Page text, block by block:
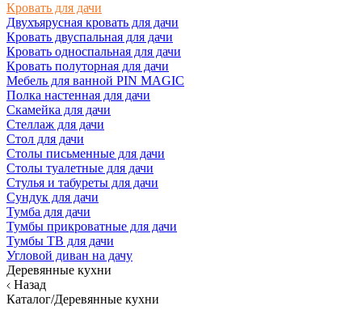
Кровать для дачи
Двухъярусная кровать для дачи
Кровать двуспальная для дачи
Кровать односпальная для дачи
Кровать полуторная для дачи
Мебель для ванной PIN MAGIC
Полка настенная для дачи
Скамейка для дачи
Стеллаж для дачи
Стол для дачи
Столы письменные для дачи
Столы туалетные для дачи
Стулья и табуреты для дачи
Сундук для дачи
Тумба для дачи
Тумбы прикроватные для дачи
Тумбы ТВ для дачи
Угловой диван на дачу
Деревянные кухни
Назад
Каталог/Деревянные кухни